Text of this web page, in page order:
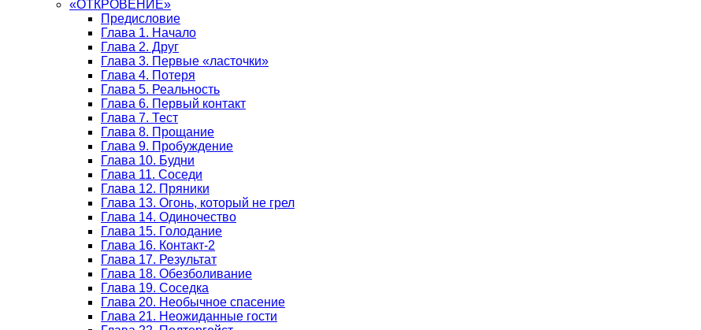
«ОТКРОВЕНИЕ»
Предисловие
Глава 1. Начало
Глава 2. Друг
Глава 3. Первые «ласточки»
Глава 4. Потеря
Глава 5. Реальность
Глава 6. Первый контакт
Глава 7. Тест
Глава 8. Прощание
Глава 9. Пробуждение
Глава 10. Будни
Глава 11. Соседи
Глава 12. Пряники
Глава 13. Огонь, который не грел
Глава 14. Одиночество
Глава 15. Голодание
Глава 16. Контакт-2
Глава 17. Результат
Глава 18. Обезболивание
Глава 19. Соседка
Глава 20. Необычное спасение
Глава 21. Неожиданные гости